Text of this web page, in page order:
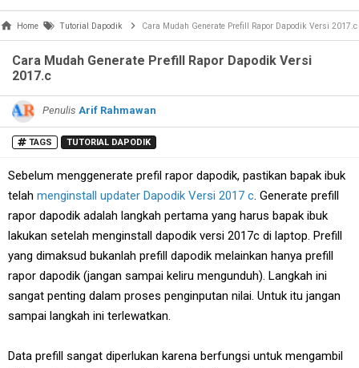
Home Tutorial Dapodik Cara Mudah Generate Prefill Rapor Dapodik Versi 2017.c
Cara Mudah Generate Prefill Rapor Dapodik Versi
2017.c
Penulis Arif Rahmawan
TAGS TUTORIAL DAPODIK
Sebelum menggenerate prefil rapor dapodik, pastikan bapak ibuk
telah menginstall updater Dapodik Versi 2017 c. Generate prefill
rapor dapodik adalah langkah pertama yang harus bapak ibuk
lakukan setelah menginstall dapodik versi 2017c di laptop. Prefill
yang dimaksud bukanlah prefill dapodik melainkan hanya prefill
rapor dapodik (jangan sampai keliru mengunduh). Langkah ini
sangat penting dalam proses penginputan nilai. Untuk itu jangan
sampai langkah ini terlewatkan.
Data prefill sangat diperlukan karena berfungsi untuk mengambil